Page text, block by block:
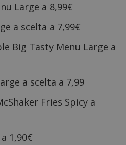
Large a 8,99€
a scelta a 7,99€
Big Tasty Menu Large a
a scelta a 7,99
Fries Spicy a
1,90€